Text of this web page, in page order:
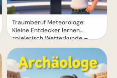
Traumberuf Meteorologe:
Kleine Entdecker lernen
spielerisch Wetterkunde –
perfekt für Instagram.